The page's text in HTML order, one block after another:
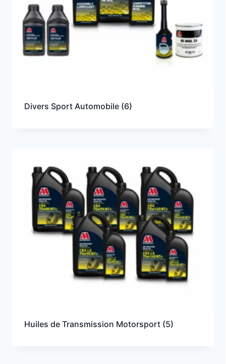
Divers Sport Automobile (6)
Huiles de Transmission Motorsport (5)